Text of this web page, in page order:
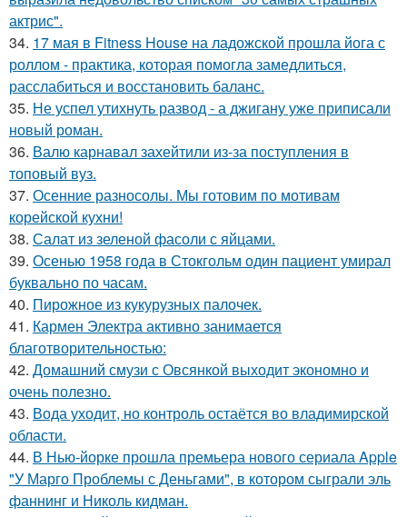
актрис".
34. 17 мая в Fitness House на ладожской прошла йога с
роллом - практика, которая помогла замедлиться,
расслабиться и восстановить баланс.
35. Не успел утихнуть развод - а джигану уже приписали
новый роман.
36. Валю карнавал захейтили из-за поступления в
топовый вуз.
37. Осенние разносолы. Мы готовим по мотивам
корейской кухни!
38. Салат из зеленой фасоли с яйцами.
39. Осенью 1958 года в Стокгольм один пациент умирал
буквально по часам.
40. Пирожное из кукурузных палочек.
41. Кармен Электра активно занимается
благотворительностью:
42. Домашний смузи с Овсянкой выходит экономно и
очень полезно.
43. Вода уходит, но контроль остаётся во владимирской
области.
44. В Нью-йорке прошла премьера нового сериала Apple
"У Марго Проблемы с Деньгами", в котором сыграли эль
фаннинг и Николь кидман.